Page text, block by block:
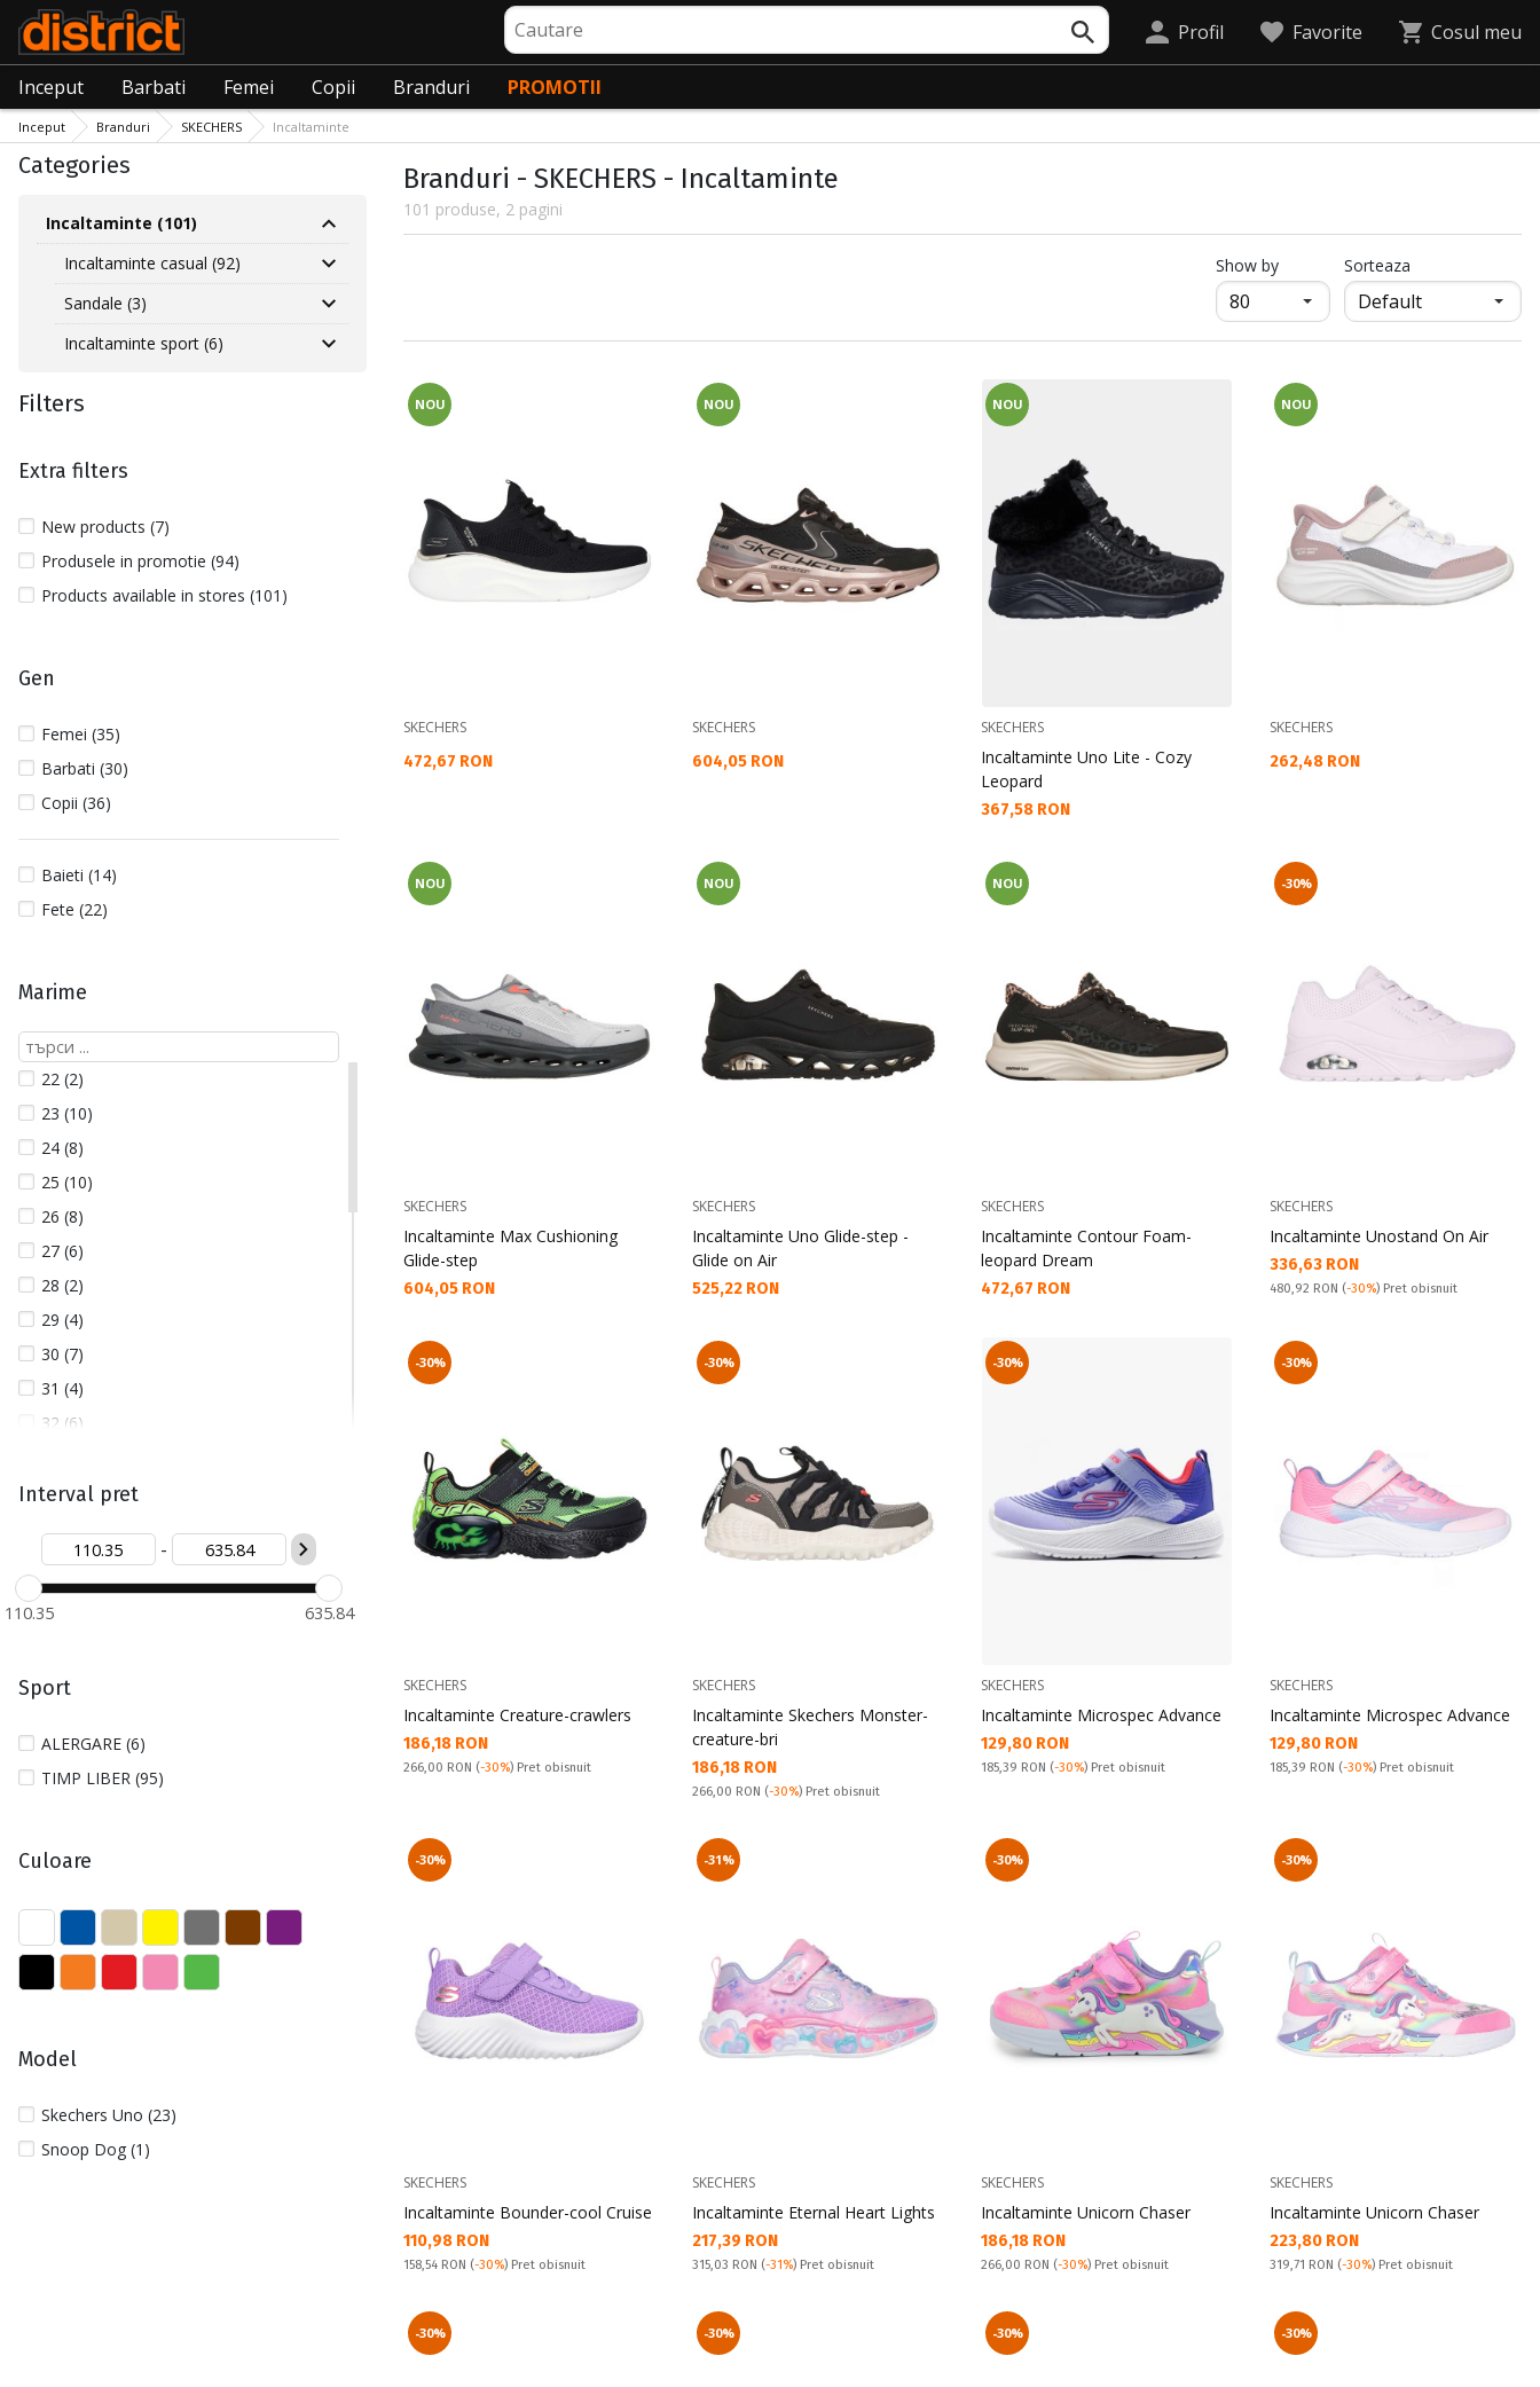
Cautare
Profil Favorite Cosul meu
Inceput Barbati Femei Copii Branduri PROMOTII
Inceput Branduri SKECHERS Incaltaminte
Categories
Incaltaminte (101)
Incaltaminte casual (92)
Sandale (3)
Incaltaminte sport (6)
Filters
Extra filters
New products (7)
Produsele in promotie (94)
Products available in stores (101)
Gen
Femei (35)
Barbati (30)
Copii (36)
Baieti (14)
Fete (22)
Marime
22 (2)
23 (10)
24 (8)
25 (10)
26 (8)
27 (6)
28 (2)
29 (4)
30 (7)
31 (4)
32 (6)
34 (8)
36 (18)
37 (11)
40 (25)
44 (14)
45 (18)
46 (1)
Interval pret
-
110.35 635.84
Sport
ALERGARE (6)
TIMP LIBER (95)
Culoare
Model
Skechers Uno (23)
Snoop Dog (1)
Branduri - SKECHERS - Incaltaminte
101 produse, 2 pagini
Show byпродукти на страница
Sorteaza
NOU
SKECHERS
Текуща цена:
472,67 RON
NOU
SKECHERS
Текуща цена:
604,05 RON
NOU
SKECHERS
Incaltaminte Uno Lite - Cozy
Leopard
Текуща цена:
367,58 RON
NOU
SKECHERS
Текуща цена:
262,48 RON
NOU
SKECHERS
Incaltaminte Max Cushioning
Glide-step
Текуща цена:
604,05 RON
NOU
SKECHERS
Incaltaminte Uno Glide-step -
Glide on Air
Текуща цена:
525,22 RON
NOU
SKECHERS
Incaltaminte Contour Foam-
leopard Dream
Текуща цена:
472,67 RON
-30%
SKECHERS
Incaltaminte Unostand On Air
Текуща цена:
336,63 RON
Pret obisnuit:
480,92 RON (-30%) Pret obisnuit
-30%
SKECHERS
Incaltaminte Creature-crawlers
Текуща цена:
186,18 RON
Pret obisnuit:
266,00 RON (-30%) Pret obisnuit
-30%
SKECHERS
Incaltaminte Skechers Monster-
creature-bri
Текуща цена:
186,18 RON
Pret obisnuit:
266,00 RON (-30%) Pret obisnuit
-30%
SKECHERS
Incaltaminte Microspec Advance
Текуща цена:
129,80 RON
Pret obisnuit:
185,39 RON (-30%) Pret obisnuit
-30%
SKECHERS
Incaltaminte Microspec Advance
Текуща цена:
129,80 RON
Pret obisnuit:
185,39 RON (-30%) Pret obisnuit
-30%
SKECHERS
Incaltaminte Bounder-cool Cruise
Текуща цена:
110,98 RON
Pret obisnuit:
158,54 RON (-30%) Pret obisnuit
-31%
SKECHERS
Incaltaminte Eternal Heart Lights
Текуща цена:
217,39 RON
Pret obisnuit:
315,03 RON (-31%) Pret obisnuit
-30%
SKECHERS
Incaltaminte Unicorn Chaser
Текуща цена:
186,18 RON
Pret obisnuit:
266,00 RON (-30%) Pret obisnuit
-30%
SKECHERS
Incaltaminte Unicorn Chaser
Текуща цена:
223,80 RON
Pret obisnuit:
319,71 RON (-30%) Pret obisnuit
-30% -30% -30% -30%